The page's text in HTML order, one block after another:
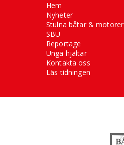
Hem
Nyheter
Stulna båtar & motorer
SBU
Reportage
Unga hjältar
Kontakta oss
Läs tidningen